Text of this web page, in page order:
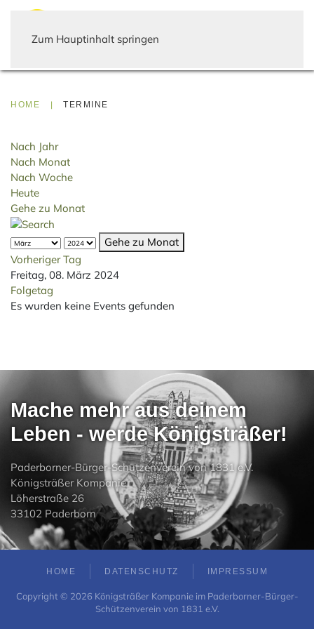
Zum Hauptinhalt springen
HOME TERMINE
Nach Jahr
Nach Monat
Nach Woche
Heute
Gehe zu Monat
Gehe zu Monat
Vorheriger Tag
Freitag, 08. März 2024
Folgetag
Es wurden keine Events gefunden
Mache mehr aus deinem
Leben - werde Königsträßer!
Paderborner-Bürger-Schützenverein von 1831 e.V.
Königsträßer Kompanie
Löherstraße 26
33102 Paderborn
HOME DATENSCHUTZ IMPRESSUM
Copyright © 2026 Königsträßer Kompanie im Paderborner-Bürger-
Schützenverein von 1831 e.V.